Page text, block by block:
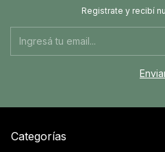
Registrate y recibí
Categorías